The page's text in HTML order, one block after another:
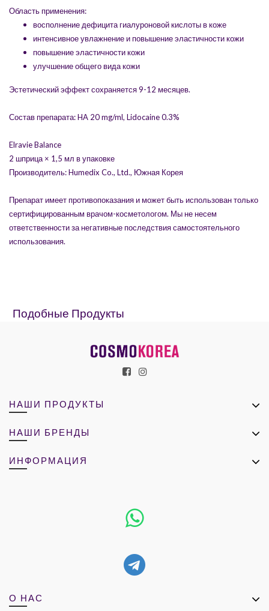
Область применения:
восполнение дефицита гиалуроновой кислоты в коже
интенсивное увлажнение и повышение эластичности кожи
повышение эластичности кожи
улучшение общего вида кожи
Эстетический эффект сохраняется 9-12 месяцев.
Состав препарата: HA 20 mg/ml, Lidocaine 0.3%
Elravie Balance
2 шприца × 1,5 мл в упаковке
Производитель: Humedix Co., Ltd., Южная Корея
Препарат имеет противопоказания и может быть использован только
сертифицированным врачом-косметологом. Мы не несем
ответственности за негативные последствия самостоятельного
использования.
Подобные Продукты
НАШИ ПРОДУКТЫ
НАШИ БРЕНДЫ
ИНФОРМАЦИЯ
О НАС